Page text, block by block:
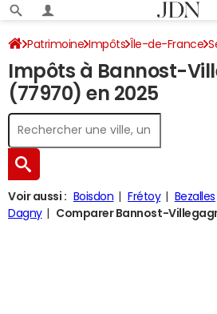
Patrimoine Impôts Île-de-France
Bannost-Villegagnon Impôt sur le
Impôts à Bannost-
(77970) en 2025
Voir aussi : Boisdon Frétoy Bezalles
Dagny
Comparer Bannost-